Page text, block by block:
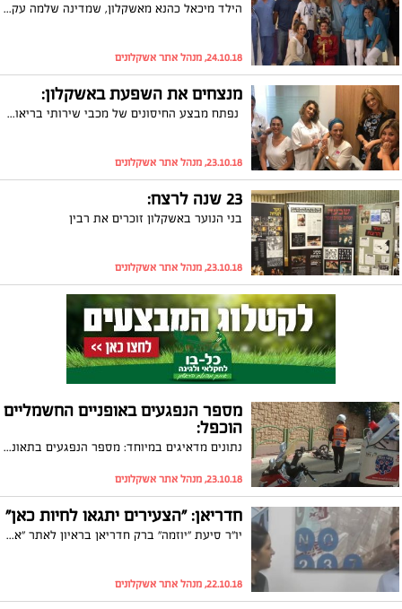
הילד מיכאל כהנא מאשקלון, שמדינה שלמה עקבה אחריו, עבר השתלת לב מלאכותי שהצילה את חייו. זו הפעם הראשונה בישראל שבוצעה השתלת לב מלאכותי בתוך גופו של ילד
24.10.18, מנהל אתר אשקלונים
מנצחים את השפעת באשקלון:
נפתח מבצע החיסונים של מכבי שירותי בריאות נגד שפעת באשקלון וכבר אלפי חיסונים מחולקים בימים אלה למרפאות מכבי בעיר. חגית מדמוני האחות המחוזית של מחוז דרום קוראת לציבור: "הקדימו להתחסן ומנעו תחלואה מיותרת"
23.10.18, מנהל אתר אשקלונים
23 שנה לרצח:
בני הנוער באשקלון זוכרים את רבין
23.10.18, מנהל אתר אשקלונים
מספר הנפגעים באופניים החשמליים
הוכפל:
נתונים מדאיגים במיוחד: מספר הנפגעים בתאונות אופניים חשמליים בעיר אשקלון בחציון הראשון של שנת 2018 כמעט זהה למספר הנפגעים ב- 2017 כולה. הנתונים מראים כי אשקלון ממוקמת במקום השלישי בארץ בנפגעי האופניים החשמליים
23.10.18, מנהל אתר אשקלונים
חדריאן: "הצעירים יתגאו לחיות כאן"
יו"ר סיעת "יוזמה" ברק חדריאן בראיון לאתר "אשקלונים", מספר על התכניות שהוא מתכוון להוציא מהמגירה, על הצעירים שלוקחים יוזמה ויוצאים להשפיע ומנתח את מערכת הבחירות. ראיון
22.10.18, מנהל אתר אשקלונים